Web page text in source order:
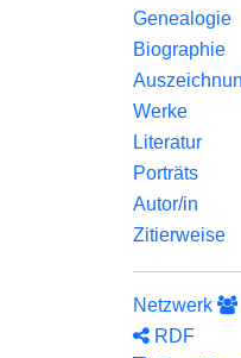
Genealogie
Biographie
Werke
Literatur
Porträts
Autor/in
Zitierweise
Netzwerk
RDF